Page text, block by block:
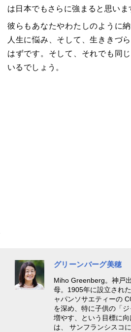
は日本でもさらに強まると思いま
彼らもあなたやわたしのように
人生に悩み、そして、生ききづ
はずです。そして、それでも同
いるでしょう。
グリーンバーグ美穂
Miho Greenberg。神戸
母。1905年に設立され
ャパンソサエティーの
を深め、特に子供の「
増やす、という目標に
は、 サンフランシスコ